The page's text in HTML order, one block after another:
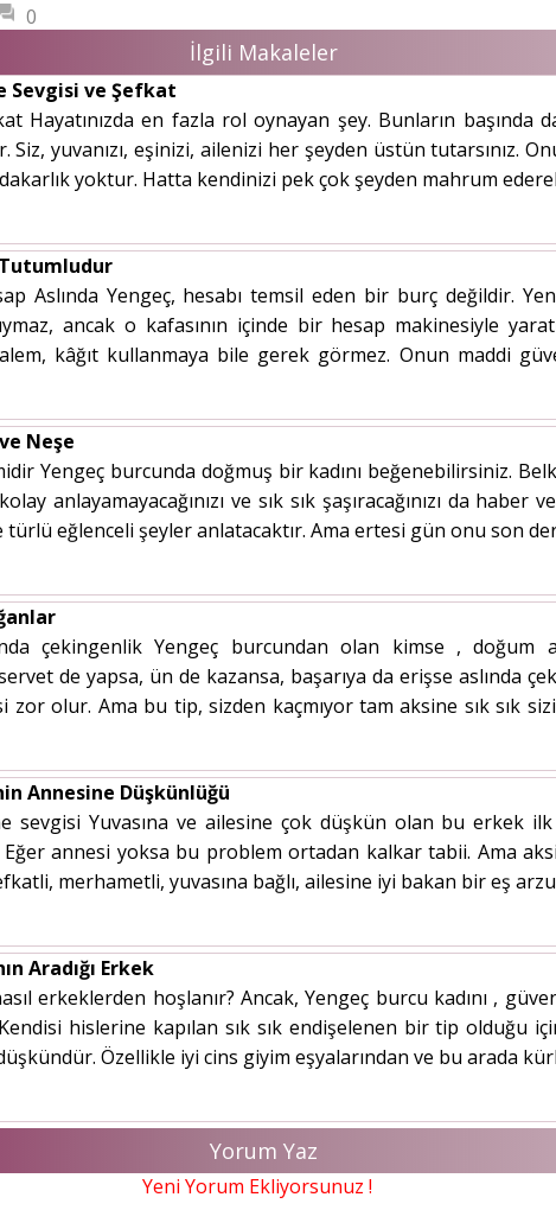
0
İlgili Makaleler
Sevgisi ve Şefkat
Hayatınızda en fazla rol oynayan şey. Bunların
yuvanızı, eşinizi, ailenizi her şeyden üstün tutarsınız.
yoktur. Hatta kendinizi pek çok şeyden mahrum
Aslında Yengeç, hesabı temsil eden bir burç değildir.
ancak o kafasının içinde bir hesap makinesiyle
kâğıt kullanmaya bile gerek görmez. Onun maddi
Neşe
Yengeç burcunda doğmuş bir kadını beğenebilirsiniz.
anlayamayacağınızı ve sık sık şaşıracağınızı da
eğlenceli şeyler anlatacaktır. Ama ertesi gün onu son
çekingenlik Yengeç burcundan olan kimse , doğum
de yapsa, ün de kazansa, başarıya da erişse aslında
zor olur. Ama bu tip, sizden kaçmıyor tam aksine sık sık
Annesine Düşkünlüğü
sevgisi Yuvasına ve ailesine çok düşkün olan bu erkek
Eğer annesi yoksa bu problem ortadan kalkar tabii. Ama
merhametli, yuvasına bağlı, ailesine iyi bakan bir eş
Aradığı Erkek
erkeklerden hoşlanır? Ancak, Yengeç burcu kadını ,
hislerine kapılan sık sık endişelenen bir tip olduğu
Özellikle iyi cins giyim eşyalarından ve bu arada
Yorum Yaz
Yeni Yorum Ekliyorsunuz !